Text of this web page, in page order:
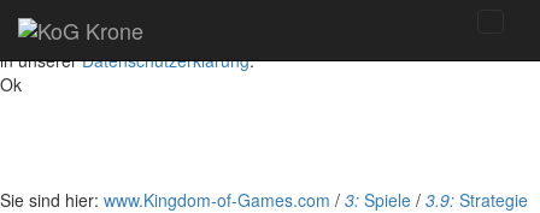
Diese Website nutzt ausschließlich technisch notwendige Cookies, um
bestmögliche Funktionalität bieten zu können. Details dazu finden Sie
in unsererDatenschutzerklärung.
Ok
Sie sind hier: www.Kingdom-of-Games.com / 3: Spiele / 3.9: Strategie